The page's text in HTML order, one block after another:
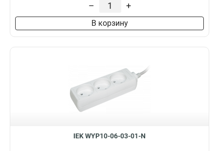
– +
В корзину
IEK WYP10-06-03-01-N